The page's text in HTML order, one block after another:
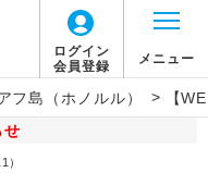
ログイン
会員登録
メニュー
フ島（ホノルル） >
【
せ
）